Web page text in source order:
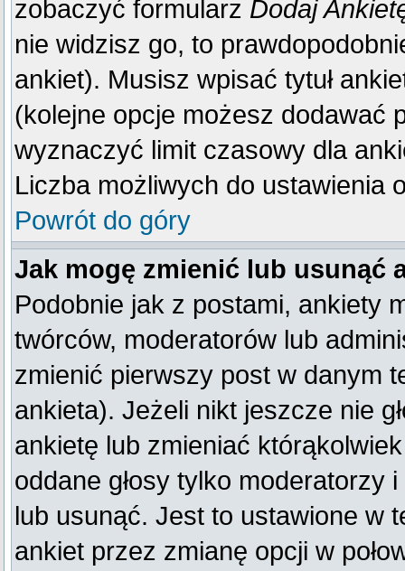
zobaczyć formularz Dodaj
nie widzisz go, to
ankiet). Musisz wpisać tytuł
(kolejne opcje możesz dodawać
wyznaczyć limit czasowy dla
Liczba możliwych do ustawienia
Powrót do góry
Jak mogę zmienić lub usunąć
Podobnie jak z postami, ankiety
twórców, moderatorów lub
zmienić pierwszy post w danym
ankieta). Jeżeli nikt jeszcze nie
ankietę lub zmieniać
oddane głosy tylko moderatorzy
lub usunąć. Jest to ustawione w
ankiet przez zmianę opcji w